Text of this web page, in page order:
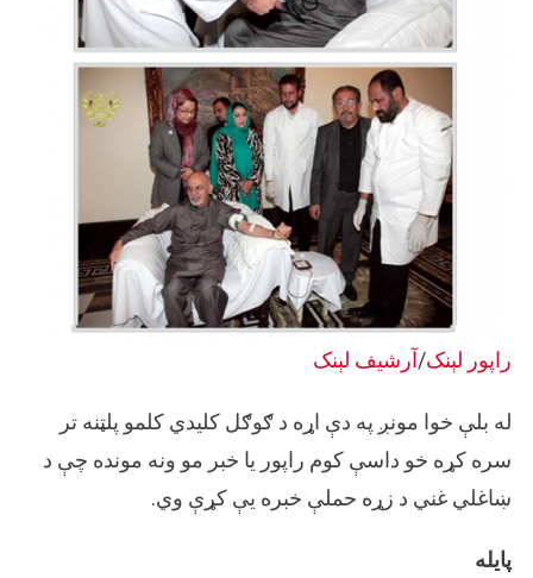
راپور لېنک/آرشیف لېنک
له بلې خوا مونږ په دې اړه د ګوګل کلیدي کلمو پلټنه تر
سره کړه خو داسې کوم راپور یا خبر مو ونه مونده چې د
ښاغلي غني د زړه حملې خبره یې کړې وي.
پایله